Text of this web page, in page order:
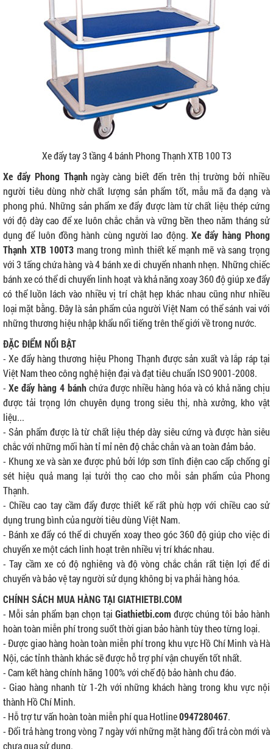
Xe đẩy tay 3 tầng 4 bánh Phong Thạnh XTB 100 T3
Xe đẩy Phong Thạnh ngày càng biết đến trên thị trường bởi nhiều
người tiêu dùng nhờ chất lượng sản phẩm tốt, mẫu mã đa dạng và
phong phú. Những sản phẩm xe đẩy được làm từ chất liệu thép cứng
với độ dày cao để xe luôn chắc chắn và vững bền theo năm tháng sử
dụng để luôn đồng hành cùng người lao động. Xe đẩy hàng Phong
Thạnh XTB 100T3 mang trong mình thiết kế mạnh mẽ và sang trọng
với 3 tấng chứa hàng và 4 bánh xe di chuyển nhanh nhẹn. Những chiếc
bánh xe có thể di chuyển linh hoạt và khả năng xoay 360 độ giúp xe đẩy
có thể luồn lách vào nhiều vị trí chật hẹp khác nhau cũng như nhiều
loại mặt bằng. Đây là sản phẩm của người Việt Nam có thể sánh vai với
những thương hiệu nhập khẩu nổi tiếng trên thế giới về trong nước.
ĐẶC ĐIỂM NỔI BẬT
- Xe đẩy hàng thương hiệu Phong Thạnh được sản xuất và lắp ráp tại
Việt Nam theo công nghệ hiện đại và đạt tiêu chuẩn ISO 9001-2008.
- Xe đẩy hàng 4 bánh chứa được nhiều hàng hóa và có khả năng chịu
được tải trọng lớn chuyên dụng trong siêu thị, nhà xưởng, kho vật
liệu...
- Sản phẩm được là từ chất liệu thép dày siêu cứng và được hàn siêu
chắc với những mối hàn tỉ mỉ nên độ chắc chắn và an toàn đảm bảo.
- Khung xe và sàn xe được phủ bởi lớp sơn tĩnh điện cao cấp chống gỉ
sét hiệu quả mang lại tưởi thọ cao cho mỗi sản phẩm của Phong
Thạnh.
- Chiều cao tay cầm đẩy được thiết kế rất phù hợp với chiều cao sử
dụng trung bình của người tiêu dùng Việt Nam.
- Bánh xe đẩy có thể di chuyển xoay theo góc 360 độ giúp cho việc di
chuyển xe một cách linh hoạt trên nhiều vị trí khác nhau.
- Tay cầm xe có độ nghiêng và độ vòng chắc chắn rất tiện lợi để di
chuyển và bảo vệ tay người sử dụng không bị va phải hàng hóa.
CHÍNH SÁCH MUA HÀNG TẠI GIATHIETBI.COM
- Mỗi sản phẩm bạn chọn tại Giathietbi.com được chúng tôi bảo hành
hoàn toàn miễn phí trong suốt thời gian bảo hành tùy theo từng loại.
- Được giao hàng hoàn toàn miễn phí trong khu vực Hồ Chí Minh và Hà
Nội, các tỉnh thành khác sẽ được hỗ trợ phí vận chuyển tốt nhất.
- Cam kết hàng chính hãng 100% với chế độ bảo hành chu đáo.
- Giao hàng nhanh từ 1-2h với những khách hàng trong khu vực nội
thành Hồ Chí Minh.
- Hỗ trợ tư vấn hoàn toàn miễn phí qua Hotline0947280467.
- Đổi trả hàng trong vòng 7 ngày với những mặt hàng đổi trả còn mới và
chưa qua sử dụng.